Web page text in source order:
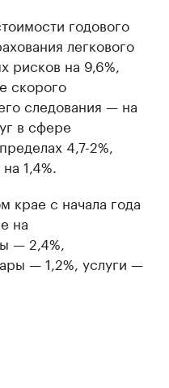
годового
легкового
рисков на 9,6%,
скорого
следования — на
в сфере
4,7-2%,
1,4%.
крае с начала года
на
— 2,4%,
— 1,2%, услуги —